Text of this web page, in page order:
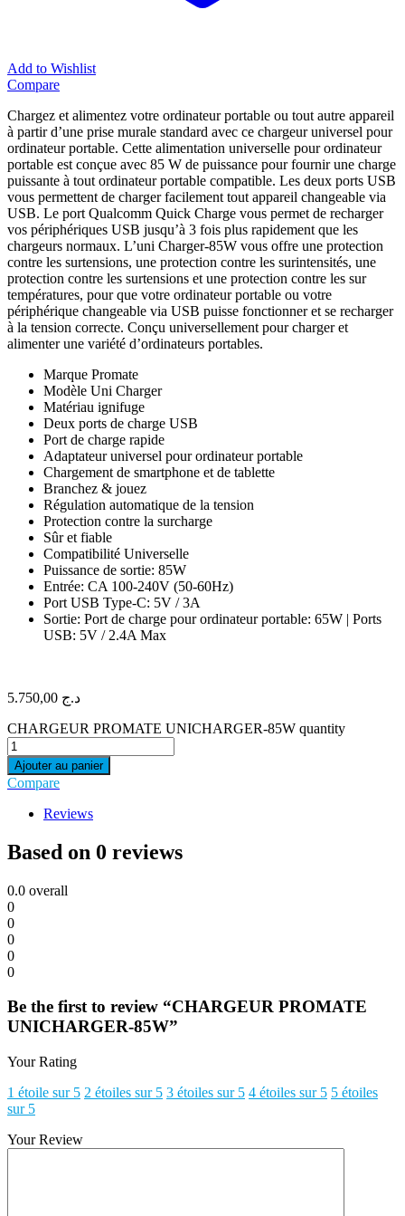
Add to Wishlist
Compare
Chargez et alimentez votre ordinateur portable ou tout autre appareil
à partir d’une prise murale standard avec ce chargeur universel pour
ordinateur portable. Cette alimentation universelle pour ordinateur
portable est conçue avec 85 W de puissance pour fournir une charge
puissante à tout ordinateur portable compatible. Les deux ports USB
vous permettent de charger facilement tout appareil changeable via
USB. Le port Qualcomm Quick Charge vous permet de recharger
vos périphériques USB jusqu’à 3 fois plus rapidement que les
chargeurs normaux. L’uni Charger-85W vous offre une protection
contre les surtensions, une protection contre les surintensités, une
protection contre les surtensions et une protection contre les sur
températures, pour que votre ordinateur portable ou votre
périphérique changeable via USB puisse fonctionner et se recharger
à la tension correcte. Conçu universellement pour charger et
alimenter une variété d’ordinateurs portables.
Marque Promate
Modèle Uni Charger
Matériau ignifuge
Deux ports de charge USB
Port de charge rapide
Adaptateur universel pour ordinateur portable
Chargement de smartphone et de tablette
Branchez & jouez
Régulation automatique de la tension
Protection contre la surcharge
Sûr et fiable
Compatibilité Universelle
Puissance de sortie: 85W
Entrée: CA 100-240V (50-60Hz)
Port USB Type-C: 5V / 3A
Sortie: Port de charge pour ordinateur portable: 65W | Ports
USB: 5V / 2.4A Max
د.ج
CHARGEUR PROMATE UNICHARGER-85W quantity
Ajouter au panier
Compare
Reviews
Based on 0 reviews
0.0 overall
0
0
0
0
0
Be the first to review “CHARGEUR PROMATE
UNICHARGER-85W”
Your Rating
1 étoile sur 5 2 étoiles sur 5 3 étoiles sur 5 4 étoiles sur 5 5 étoiles
sur 5
Your Review